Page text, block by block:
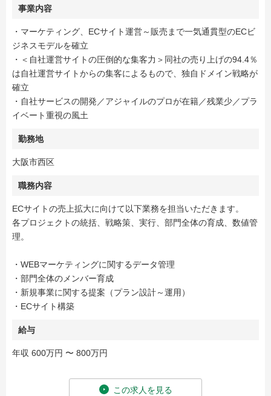
事業内容
・マーケティング、ECサイト運営～販売まで一気通貫型のECビ
ジネスモデルを確立
・＜自社運営サイトの圧倒的な集客力＞同社の売り上げの94.4％
は自社運営サイトからの集客によるもので、独自ドメイン戦略が
確立
・自社サービスの開発／アジャイルのプロが在籍／残業少／プラ
イベート重視の風土
勤務地
大阪市西区
職務内容
ECサイトの売上拡大に向けて以下業務を担当いただきます。
各プロジェクトの統括、戦略策、実行、部門全体の育成、数値管
理。
・WEBマーケティングに関するデータ管理
・部門全体のメンバー育成
・新規事業に関する提案（プラン設計～運用）
・ECサイト構築
給与
年収 600万円 〜 800万円
この求人を見る